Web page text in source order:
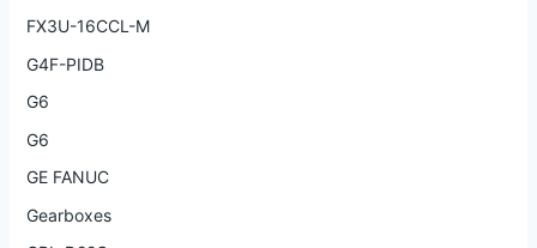
FX3U-16CCL-M
G4F-PIDB
G6
G6
GE FANUC
Gearboxes